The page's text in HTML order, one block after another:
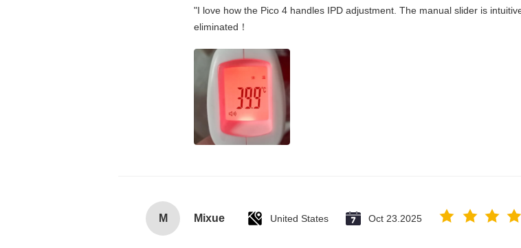
"I love how the Pico 4 handles IPD adjustment. The manual slider is
eliminated！
M Mixue United States Oct 23.2025